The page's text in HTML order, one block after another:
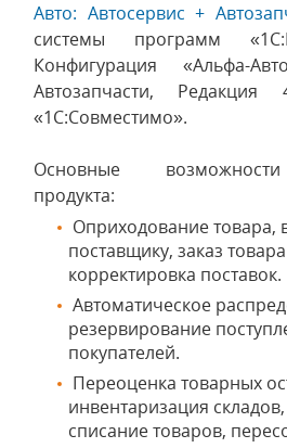
Авто: Автосервис +
системы программ
Конфигурация «Альфа-
Автозапчасти,
«1С:Совместимо».
Основные
продукта:
Оприходование товара,
поставщику, заказ
корректировка поставок.
Автоматическое
резервирование
покупателей.
Переоценка товарных
инвентаризация
списание товаров,